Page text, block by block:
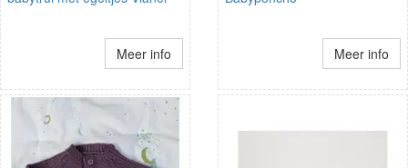
Meer info Meer info